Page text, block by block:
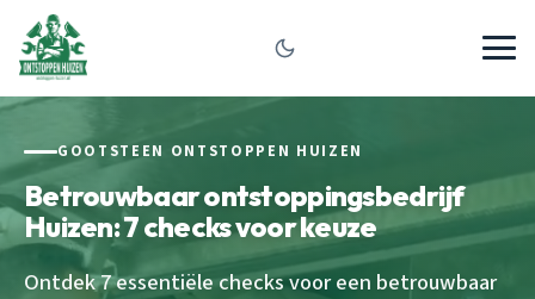
GOOTSTEEN ONTSTOPPEN HUIZEN
Betrouwbaar ontstoppingsbedrijf
Huizen: 7 checks voor keuze
Ontdek 7 essentiële checks voor een betrouwbaar